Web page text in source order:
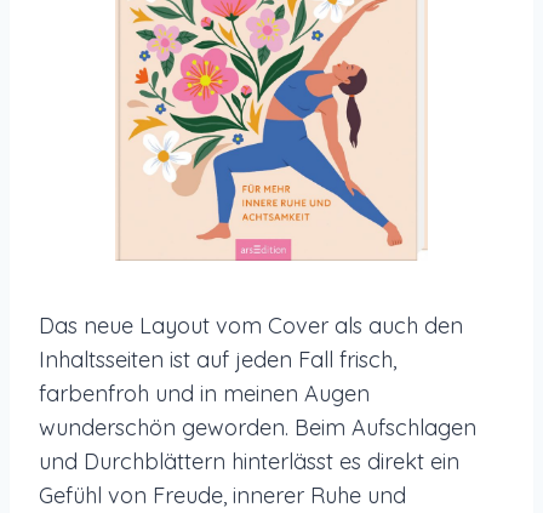
Das neue Layout vom Cover als auch den
Inhaltsseiten ist auf jeden Fall frisch,
farbenfroh und in meinen Augen
wunderschön geworden. Beim Aufschlagen
und Durchblättern hinterlässt es direkt ein
Gefühl von Freude, innerer Ruhe und